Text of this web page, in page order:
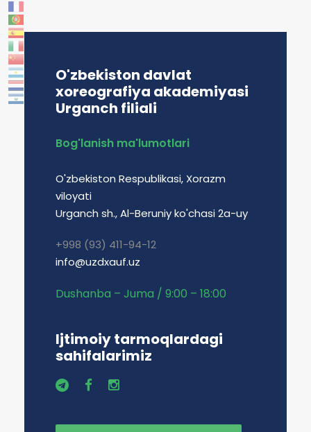
O'zbekiston davlat
xoreografiya akademiyasi
Urganch filiali
Bog'lanish ma'lumotlari
O'zbekiston Respublikasi, Xorazm
viloyati
Urganch sh., Al-Beruniy ko'chasi 2a-uy
+998 (93) 411-94-12
info@uzdxauf.uz
Dushanba – Juma / 9:00 – 18:00
Ijtimoiy tarmoqlardagi
sahifalarimiz